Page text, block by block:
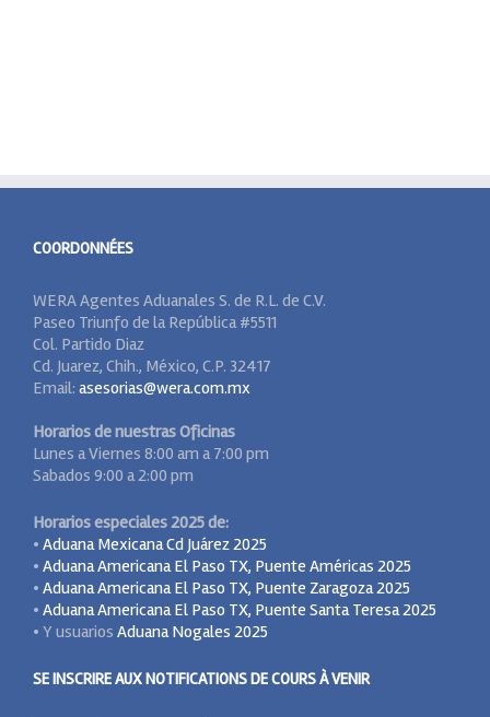
COORDONNÉES
WERA Agentes Aduanales S. de R.L. de C.V.
Paseo Triunfo de la República #5511
Col. Partido Diaz
Cd. Juarez, Chih., México, C.P. 32417
Email: asesorias@wera.com.mx
Horarios de nuestras Oficinas
Lunes a Viernes 8:00 am a 7:00 pm
Sabados 9:00 a 2:00 pm
Horarios especiales 2025 de:
• Aduana Mexicana Cd Juárez 2025
• Aduana Americana El Paso TX, Puente Américas 2025
• Aduana Americana El Paso TX, Puente Zaragoza 2025
• Aduana Americana El Paso TX, Puente Santa Teresa 2025
• Y usuarios Aduana Nogales 2025
SE INSCRIRE AUX NOTIFICATIONS DE COURS À VENIR